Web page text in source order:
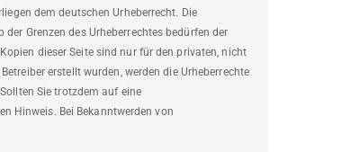
dem deutschen Urheberrecht. Die
Grenzen des Urheberrechtes bedürfen der
dieser Seite sind nur für den privaten, nicht
erstellt wurden, werden die Urheberrechte
Sie trotzdem auf eine
Hinweis. Bei Bekanntwerden von